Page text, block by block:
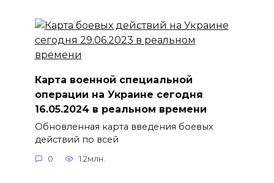
Карта военной специальной
операции на Украине сегодня
16.05.2024 в реальном времени
Обновленная карта введения боевых
действий по всей
0 1.2млн.